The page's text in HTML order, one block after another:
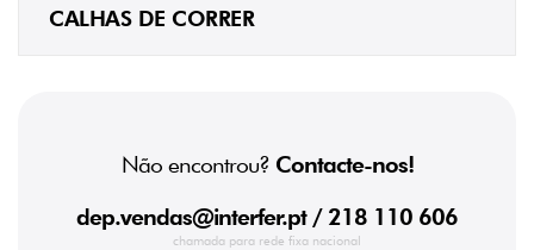
CALHAS DE CORRER
Não encontrou? Contacte-nos!
dep.vendas@interfer.pt/ 218 110 606
chamada para rede fixa nacional